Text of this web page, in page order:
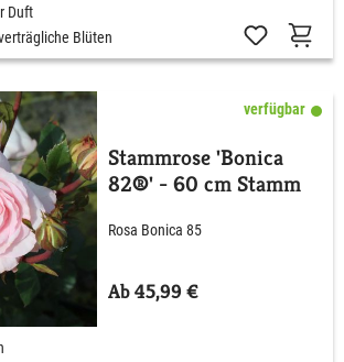
Duft
Blüten
verfügbar
Stammrose 'Bonica
82®' - 60 cm Stamm
Rosa Bonica 85
Ab 45,99 €